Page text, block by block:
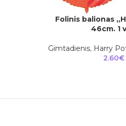
Į KREPŠELĮ
Folinis balionas
46cm. 1
Gimtadienis, Harry
2.60€